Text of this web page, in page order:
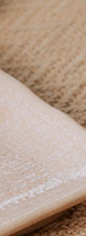
Alpi
Queen
Gran Percalle